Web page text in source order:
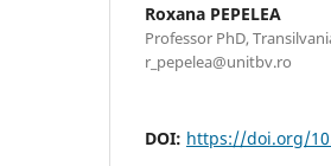
Roxana PEPELEA
Professor PhD,
r_pepelea@unitbv.ro
DOI: https://doi.org/